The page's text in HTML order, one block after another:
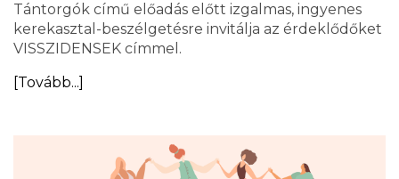
Tántorgók című előadás előtt izgalmas, ingyenes
kerekasztal-beszélgetésre invitálja az érdeklődőket
VISSZIDENSEK címmel.
[Tovább...]